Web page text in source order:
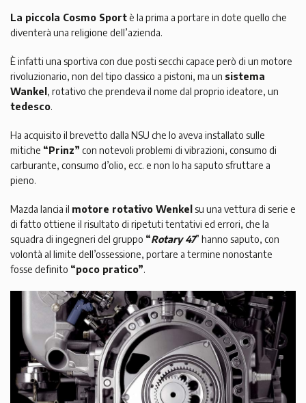
La piccola Cosmo Sportè la prima a portare in dote quello che
diventerà una religione dell’azienda.
È infatti una sportiva con due posti secchi capace però di un motore
rivoluzionario, non del tipo classico a pistoni, ma un sistema
Wankel , rotativo che prendeva il nome dal proprio ideatore, un
tedesco.
Ha acquisito il brevetto dalla NSU che lo aveva installato sulle
mitiche “Prinz” con notevoli problemi di vibrazioni, consumo di
carburante, consumo d’olio, ecc. e non lo ha saputo sfruttare a
pieno.
Mazda lancia il motore rotativo Wenkel su una vettura di serie e
di fatto ottiene il risultato di ripetuti tentativi ed errori, che la
squadra di ingegneri del gruppo “Rotary 47” hanno saputo, con
volontà al limite dell’ossessione, portare a termine nonostante
fosse definito “poco pratico”.